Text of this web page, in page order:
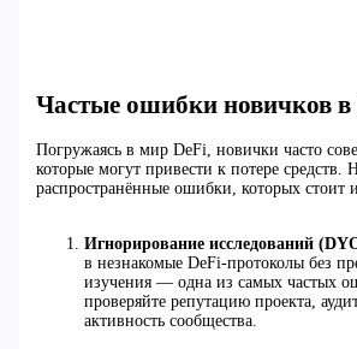
Частые ошибки новичков в
Погружаясь в мир DeFi, новички часто
которые могут привести к потере
распространённые ошибки, которых стоит
Игнорирование исследований
в незнакомые DeFi-протоколы без
изучения — одна из самых частых
проверяйте репутацию проекта,
активность сообщества.